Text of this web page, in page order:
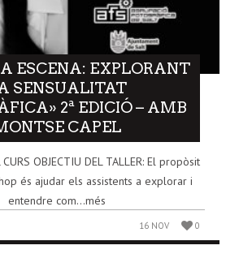
A ESCENA: EXPLORANT
SENSUALITAT
2ª EDICIÓ – AMB
CAPEL
OBJECTIU DEL TALLER: El propòsit
és ajudar els assistents a explorar i
entendre com...més
16 NOV 0